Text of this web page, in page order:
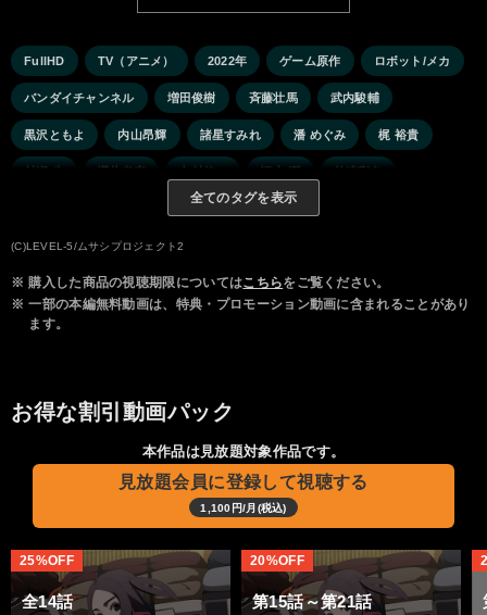
FullHD TV（アニメ） 2022年 ゲーム原作 ロボット/メカ
バンダイチャンネル 増田俊樹 斉藤壮馬 武内駿輔
黒沢ともよ 内山昂輝 諸星すみれ 潘 めぐみ 梶 裕貴
村瀬 歩 櫻井孝宏 中村悠一 福山 潤 竹達彩奈
諏訪部順一 林 勇
三宅健太 日向未南
岩崎諒太 津田健次郎 山路和弘 田坂浩樹 蒼谷和樹
近藤浩徳
全てのタグを表示
(C)LEVEL-5/ムサシプロジェクト2
※ 購入した商品の視聴期限についてはこちらをご覧ください。
※ 一部の本編無料動画は、特典・プロモーション動画に含まれることがあり
ます。
お得な割引動画パック
本作品は見放題対象作品です。
見放題会員に登録して視聴する
1,100円/月(税込)
全14話
25%OFF
第15話～第21話
20%OFF